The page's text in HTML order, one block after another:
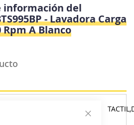
información del
- Lavadora Carga
Rpm A Blanco